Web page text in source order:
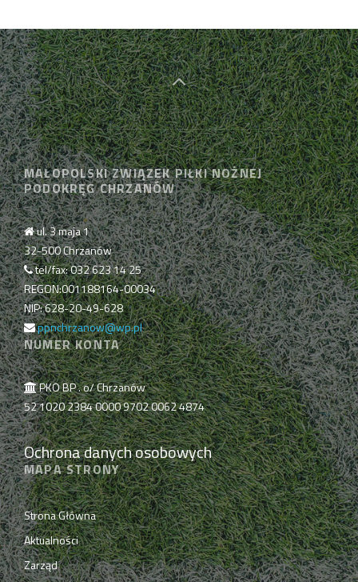
MAŁOPOLSKI ZWIĄZEK PIŁKI NOŻNEJ
PODOKRĘG CHRZANÓW
ul. 3 maja 1
32-500 Chrzanów
tel/fax: 032 623 14 25
REGON:001188164-00034
NIP: 628-20-49-628
ppnchrzanow@wp.pl
NUMER KONTA
PKO BP . o/ Chrzanów
52 1020 2384 0000 9702 0062 4874
Ochrona danych osobowych
MAPA STRONY
Strona Główna
Aktualności
Zarząd